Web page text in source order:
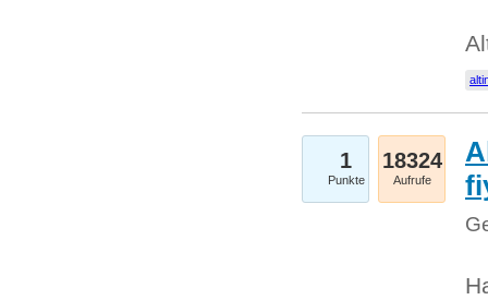
1
Punkte
18324
Aufrufe